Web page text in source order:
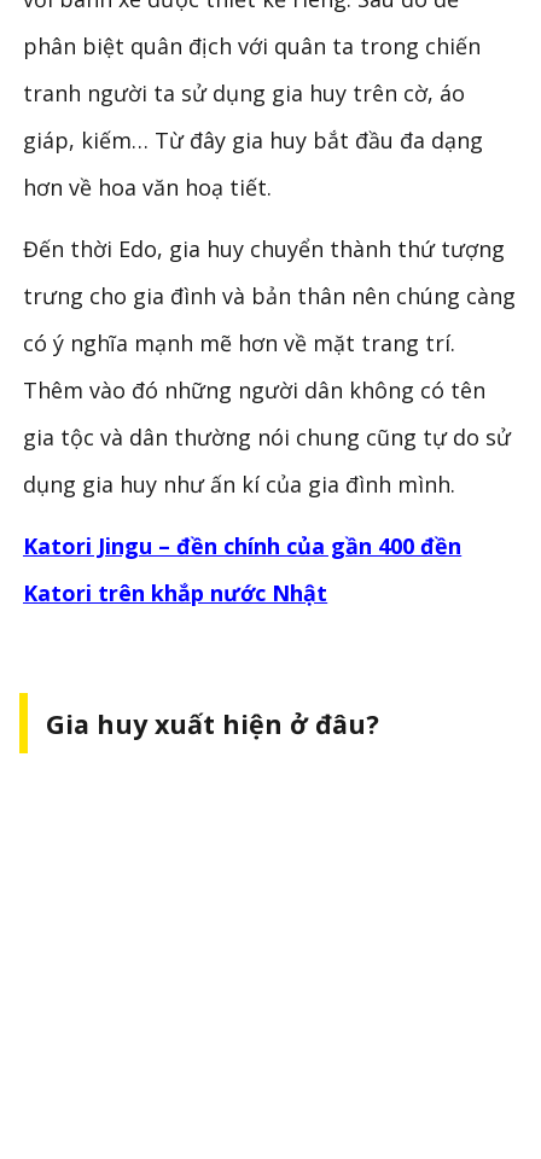
phân biệt quân địch với quân ta trong chiến
tranh người ta sử dụng gia huy trên cờ, áo
giáp, kiếm… Từ đây gia huy bắt đầu đa dạng
hơn về hoa văn hoạ tiết.
Đến thời Edo, gia huy chuyển thành thứ tượng
trưng cho gia đình và bản thân nên chúng càng
có ý nghĩa mạnh mẽ hơn về mặt trang trí.
Thêm vào đó những người dân không có tên
gia tộc và dân thường nói chung cũng tự do sử
dụng gia huy như ấn kí của gia đình mình.
Katori Jingu – đền chính của gần 400 đền
Katori trên khắp nước Nhật
Gia huy xuất hiện ở đâu?